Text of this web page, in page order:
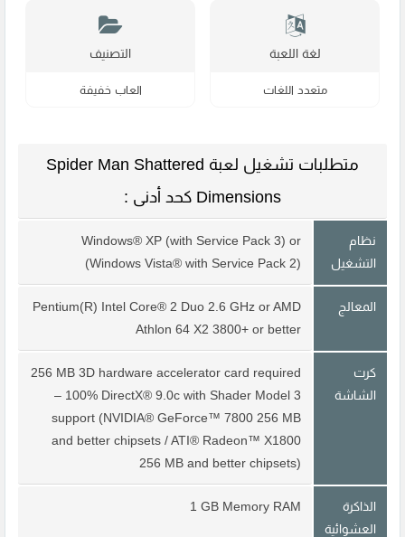
لغة اللعبة
متعدد اللغات
التصنيف
العاب خفيفة
متطلبات تشغيل لعبة Spider Man Shattered
Dimensions كحد أدنى :
نظام
التشغيل
Windows® XP (with Service Pack 3) or
(Windows Vista® with Service Pack 2)
المعالج
Pentium(R) Intel Core® 2 Duo 2.6 GHz or AMD
Athlon 64 X2 3800+ or better
كرت
الشاشة
256 MB 3D hardware accelerator card required
– 100% DirectX® 9.0c with Shader Model 3
support (NVIDIA® GeForce™ 7800 256 MB
and better chipsets / ATI® Radeon™ X1800
256 MB and better chipsets)
الذاكرة
العشوائية
1 GB Memory RAM